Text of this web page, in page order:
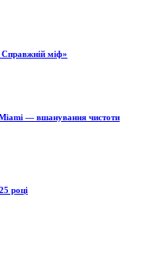
Справжній міф»
— вшанування чистоти
році